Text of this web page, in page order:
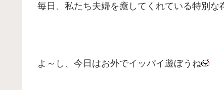
毎日、私たち夫婦を癒してくれている特別な
よ～し、今日はお外でイッパイ遊ぼうね